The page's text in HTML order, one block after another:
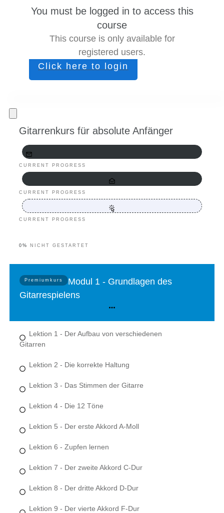
You must be logged in to access this
course
This course is only available for
registered users.
Click here to login
Gitarrenkurs für absolute Anfänger
CURRENT PROGRESS
CURRENT PROGRESS
CURRENT PROGRESS
0% NICHT GESTARTET
Premiumkurs
Modul 1 - Grundlagen des
Gitarrespielens
Lektion 1 - Der Aufbau von verschiedenen
Gitarren
Lektion 2 - Die korrekte Haltung
Lektion 3 - Das Stimmen der Gitarre
Lektion 4 - Die 12 Töne
Lektion 5 - Der erste Akkord A-Moll
Lektion 6 - Zupfen lernen
Lektion 7 - Der zweite Akkord C-Dur
Lektion 8 - Der dritte Akkord D-Dur
Lektion 9 - Der vierte Akkord F-Dur